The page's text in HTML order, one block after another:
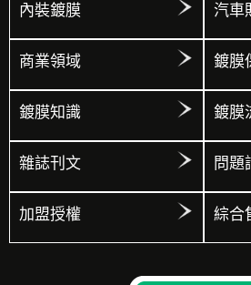
內裝鍍膜 汽車
商業領域 鍍膜
鍍膜知識 鍍膜
雜誌刊文 問題
加盟授權 綜合